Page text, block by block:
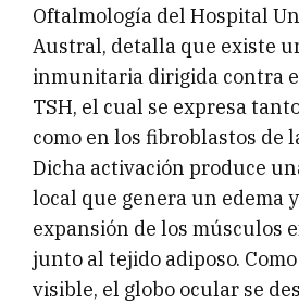
Oftalmología del Hospital
Austral, detalla que existe
inmunitaria dirigida contra
TSH, el cual se expresa
como en los fibroblastos de
Dicha activación produce
local que genera un edema
expansión de los músculos
junto al tejido adiposo.
visible, el globo ocular se